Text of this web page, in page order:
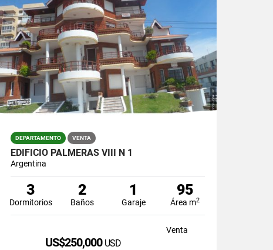
DEPARTAMENTO VENTA
EDIFICIO PALMERAS VIII N 1
Argentina
3
Dormitorios
2
Baños
1
Garaje
95
Área m2
Venta
US$250,000 USD